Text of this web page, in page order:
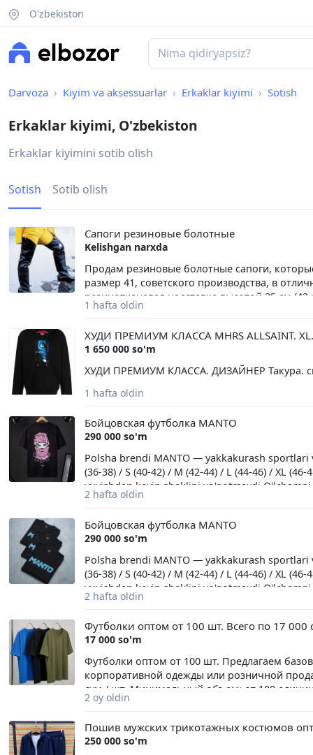
O'zbekiston
Darvoza Kiyim va aksessuarlar Erkaklar kiyimi Sotish
Erkaklar kiyimi, O'zbekiston
Erkaklar kiyimini sotib olish
Sotish Sotib olish
Сапоги резиновые болотные
Kelishgan narxda
Продам резиновые болотные сапоги,
размер 41, советского производства, в
резинотканевая надставка высотой 35 см
Подкладка — трикотажное полотно.
черный. Расчет производится на месте
«Наккашлык»,17-29 (ориентир: Городское
ул.Дружба народов, в сторону ст. м
(71) 279-05-25
shlyapalar sotaman. Ular kiyilmagan va a'lo
biriktirilgan. Astar: trikotaj mato. Tagi: rezina,
mm). Qoplama usulida ishlab chiqarilgan.
bojxona boshqarmasi - Chilonzor metro
bekatiga (sobiq S. Rahimov metro bekatiga)
1 hafta oldin
ХУДИ ПРЕМИУМ КЛАССА MHRS ALLSAINT.
1 650 000 so'm
ХУДИ ПРЕМИУМ КЛАССА. ДИЗАЙНЕР Такура.
1 hafta oldin
Бойцовская футболка MANTO
290 000 so'm
Polsha brendi MANTO — yakkakurash
(36-38) / S (40-42) / M (42-44) / L (44-46) / XL
yuvishdan keyin shaklini yo'qotmaydi
(Польша) Польский бренд MANTO —
плотный дышащий хлопок,не теряет форму
2 hafta oldin
Бойцовская футболка MANTO
290 000 so'm
Polsha brendi MANTO — yakkakurash
(36-38) / S (40-42) / M (42-44) / L (44-46) / XL
yuvishdan keyin shaklini yo'qotmaydi
(Польша) Польский бренд MANTO —
плотный дышащий хлопок,не теряет форму
2 hafta oldin
Футболки оптом от 100 шт. Всего по 17 000
17 000 so'm
Футболки оптом от 100 шт. Предлагаем
корпоративной одежды или розничной
сум / шт. Минимальный объем: от 100
для любого вида печати. Ассортимент: В
+998901871995 (Телефон / Telegram)
2 oy oldin
Пошив мужских трикотажных костюмов
250 000 so'm